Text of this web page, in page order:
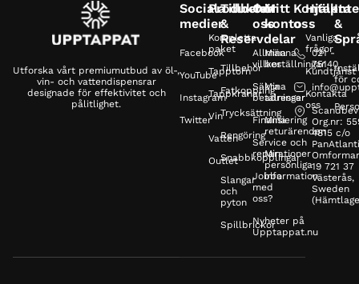
Utforska vårt premiumutbud av öl-,
vin- och vattendispensrar
designade för effektivitet och
pålitlighet.
Sociala
medier
Facebook
YouTube
Instagram
Twitter
Produkter
Kompletta
paket
Tapptorn
Tappkranar
Vin
Vatten
Outlet
Tillbehör
&
Reservdelar
Tillbehör
Fatkoppling
Trycksättning
Rengöring
Snabbkopplingar
Slangar
och
pyton
Spillbrickor
Om
oss
Allmänna
villkor
Säkra
betalningar
Finansiering
Service och
reparationer
Jobba
med
oss?
Nyheter på
Upptappat.nu
Mitt
konto
Mina
beställningar
Mina
adresser
Mina
returärenden
Min
personliga
information
Kontakta
oss
021 -
75140
Scandbev
Org.nr:
4815 c/o
19 721 37
Västerås,
Sweden
Hjälp
Vanliga
frågor
Kundtjänst
Kontakta
oss
&
för